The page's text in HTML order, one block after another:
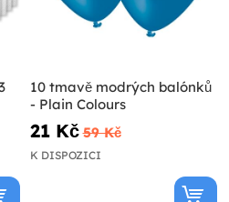
10 tmavě modrých balónků
- Plain Colours
21 Kč 59 Kč
K DISPOZICI